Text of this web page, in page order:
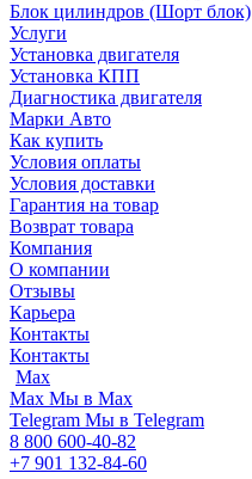
Блок цилиндров (Шорт блок)
Услуги
Установка двигателя
Установка КПП
Диагностика двигателя
Марки Авто
Как купить
Условия оплаты
Условия доставки
Гарантия на товар
Возврат товара
Компания
О компании
Отзывы
Карьера
Контакты
Контакты
Max
Max Мы в Max
Telegram Мы в Telegram
8 800 600-40-82
+7 901 132-84-60